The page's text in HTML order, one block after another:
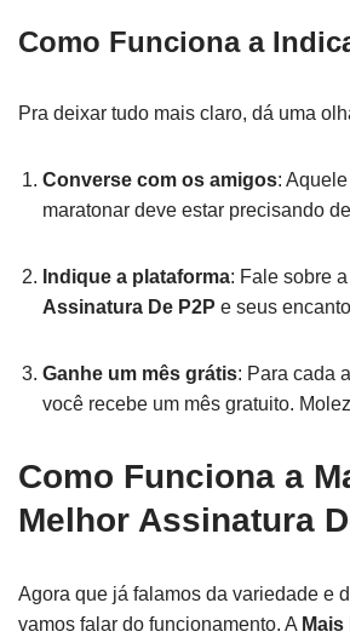
Como Funciona a
Pra deixar tudo mais claro, dá uma
Converse com os amigos:
maratonar deve estar precisando
Indique a plataforma: Fale sobre a
Assinatura De P2P e seus
Ganhe um mês grátis: Para cada
você recebe um mês gratuito.
Como Funciona a
Melhor Assinatura
Agora que já falamos da variedade e
vamos falar do funcionamento. A